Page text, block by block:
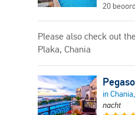
20
Please also check out
Plaka, Chania
in
nacht